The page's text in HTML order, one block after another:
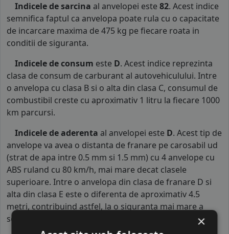
Indicele de sarcina al anvelopei este 82. Acest indice
semnifica faptul ca anvelopa poate rula cu o capacitate
de incarcare maxima de 475 kg pe fiecare roata in
conditii de siguranta.
Indicele de consum este D. Acest indice reprezinta
clasa de consum de carburant al autovehiculului. Intre
o anvelopa cu clasa B si o alta din clasa C, consumul de
combustibil creste cu aproximativ 1 litru la fiecare 1000
km parcursi.
Indicele de aderenta al anvelopei este D. Acest tip de
anvelope va avea o distanta de franare pe carosabil ud
(strat de apa intre 0.5 mm si 1.5 mm) cu 4 anvelope cu
ABS ruland cu 80 km/h, mai mare decat clasele
superioare. Intre o anvelopa din clasa de franare D si
alta din clasa E este o diferenta de aproximativ 4.5
metri, contribuind astfel, la o siguranta mai mare a
soferului si participantilor din trafic.
×